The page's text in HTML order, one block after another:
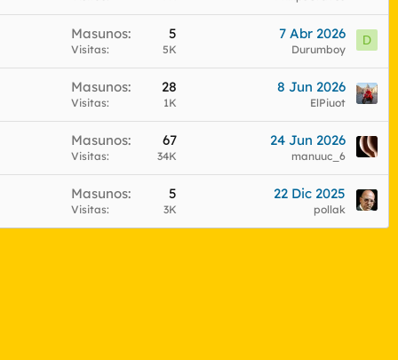
Masunos 5
Visitas 5K
7 Abr 2026
Durumboy
D
Masunos 28
Visitas 1K
8 Jun 2026
ElPiuot
Masunos 67
Visitas 34K
24 Jun 2026
manuuc_6
Masunos 5
Visitas 3K
22 Dic 2025
pollak